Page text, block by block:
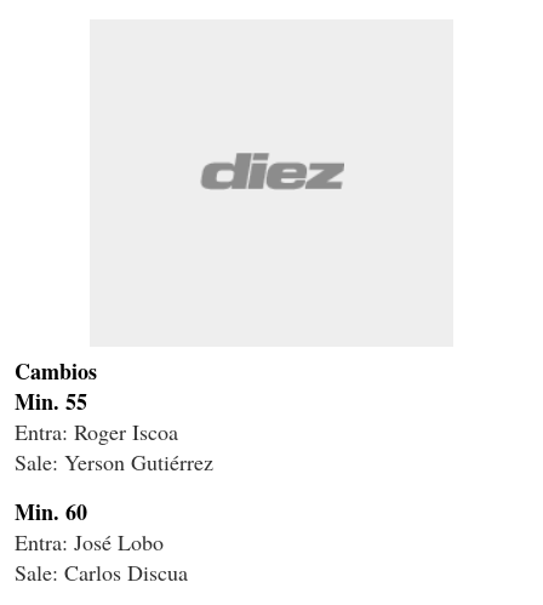
Cambios
Min. 55
Entra: Roger Iscoa
Sale: Yerson Gutiérrez
Min. 60
Entra: José Lobo
Sale: Carlos Discua